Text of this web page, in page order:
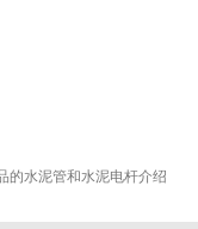
的水泥管和水泥电杆介绍